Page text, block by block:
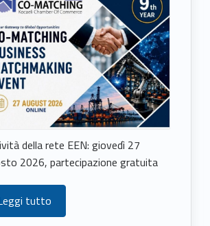
della rete EEN: giovedì 27
2026, partecipazione gratuita
tutto